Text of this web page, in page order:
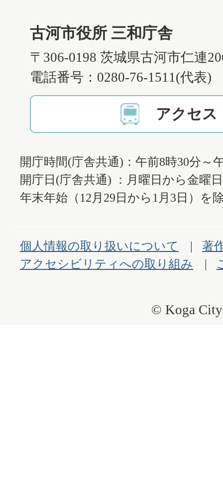
古河市役所 三和庁舎
〒306-0198 茨城県古河市仁連
電話番号：0280-76-1511(代表)
アクセス
開庁時間(庁舎共通)：午前8時30分～
開庁日(庁舎共通) ：月曜日から金曜
年末年始（12月29日から1月3日）を
個人情報の取り扱いについて
著
アクセシビリティへの取り組み
© Koga City